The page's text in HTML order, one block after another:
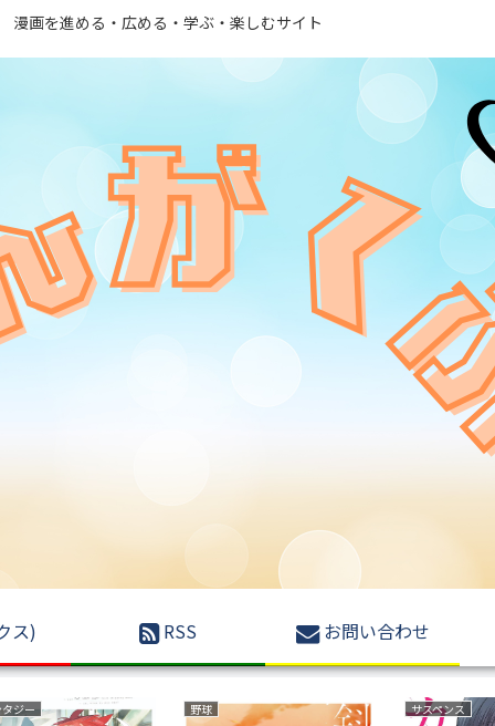
漫画を進める・広める・学ぶ・楽しむサイト
ス) RSS お問い合わせ
育て ファンタジー 復讐